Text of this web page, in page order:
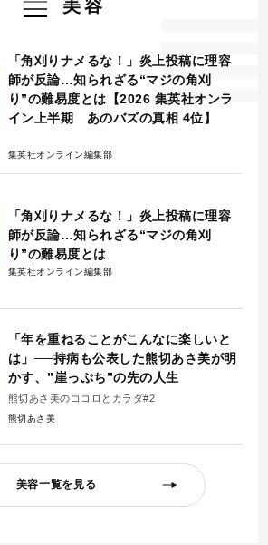
美容
「角刈りナメるな！」炎上投稿に理容
師が反論…知られざる“マジの角刈
り”の難易度とは【2026 集英社オンラ
イン上半期 あのバズの真相 4位】
集英社オンライン編集部
「角刈りナメるな！」炎上投稿に理容
師が反論…知られざる“マジの角刈
り”の難易度とは
集英社オンライン編集部
「年を重ねることがこんなに楽しいと
は」──持病も公表した熊切あさ美が明
かす、”崖っぷち”の先の人生
熊切あさ美のココロとカラダ#2
熊切あさ美
美容一覧を見る